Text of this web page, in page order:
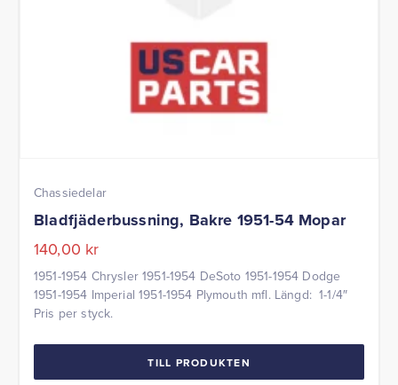
Chassiedelar
Bladfjäderbussning, Bakre 1951-54 Mopar
140,00 kr
1951-1954 Chrysler 1951-1954 DeSoto 1951-1954 Dodge
1951-1954 Imperial 1951-1954 Plymouth mfl. Längd: 1-1/4″
Pris per styck.
TILL PRODUKTEN